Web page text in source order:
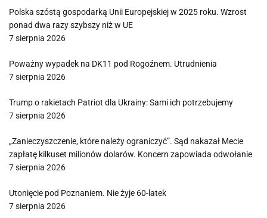
Polska szóstą gospodarką Unii Europejskiej w 2025 roku. Wzrost
ponad dwa razy szybszy niż w UE
7 sierpnia 2026
Poważny wypadek na DK11 pod Rogoźnem. Utrudnienia
7 sierpnia 2026
Trump o rakietach Patriot dla Ukrainy: Sami ich potrzebujemy
7 sierpnia 2026
„Zanieczyszczenie, które należy ograniczyć”. Sąd nakazał Mecie
zapłatę kilkuset milionów dolarów. Koncern zapowiada odwołanie
7 sierpnia 2026
Utonięcie pod Poznaniem. Nie żyje 60-latek
7 sierpnia 2026